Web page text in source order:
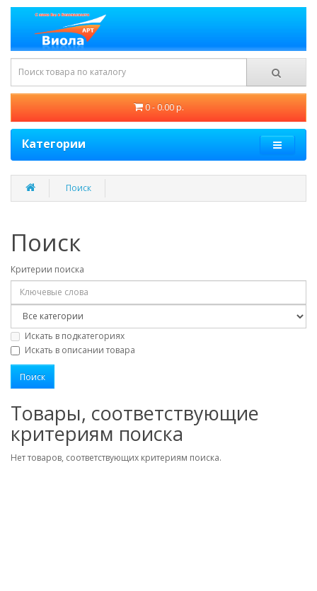
0 - 0.00 р.
Категории
Поиск
Поиск
Критерии поиска
Искать в подкатегориях
Искать в описании товара
Товары, соответствующие
критериям поиска
Нет товаров, соответствующих критериям поиска.